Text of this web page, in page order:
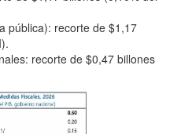
pública): recorte de $1,17
recorte de $0,47 billones